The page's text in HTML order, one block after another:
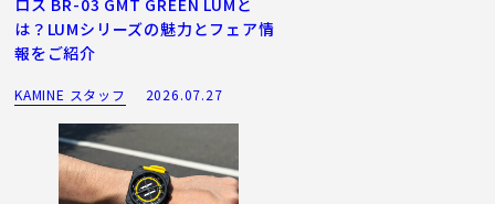
ロス BR-03 GMT GREEN LUMと
は？LUMシリーズの魅力とフェア情
報をご紹介
KAMINE スタッフ 2026.07.27